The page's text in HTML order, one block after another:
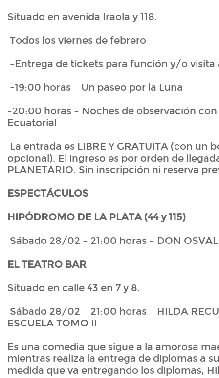
Situado en avenida Iraola y 118.
Todos los viernes de febrero
-Entrega de tickets para función y/o visita
-19:00 horas – Un paseo por la Luna
-20:00 horas – Noches de observación
Ecuatorial
La entrada es LIBRE Y GRATUITA (con un
opcional). El ingreso es por orden de
PLANETARIO. Sin inscripción ni reserva
ESPECTÁCULOS
HIPÓDROMO DE LA PLATA (44 y 115)
Sábado 28/02 – 21:00 horas – DON
EL TEATRO BAR
Situado en calle 43 en 7 y 8.
Sábado 28/02 – 21:00 horas – HILDA
ESCUELA TOMO II
Es una comedia que sigue a la amorosa
mientras realiza la entrega de diplomas a
medida que va entregando los diplomas,